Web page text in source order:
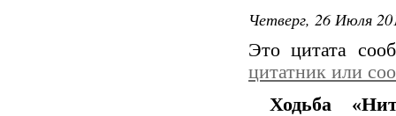
Четверг, 26 Июля
Это цитата
цитатник или
Ходьба